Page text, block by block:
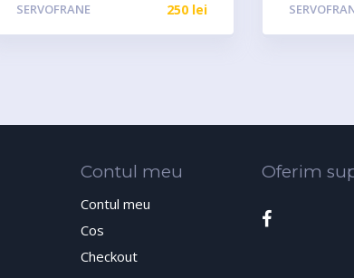
SERVOFRANE 250 lei
Contul meu
Contul meu
Cos
Checkout
Oferim